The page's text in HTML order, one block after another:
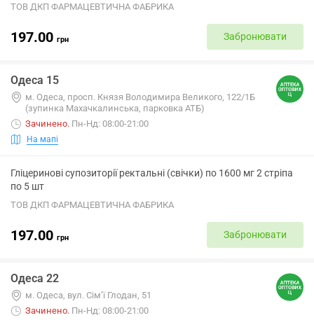
ТОВ ДКП ФАРМАЦЕВТИЧНА ФАБРИКА
197.00 грн Забронювати
Одеса 15
м. Одеса, просп. Князя Володимира Великого, 122/1Б
(зупинка Махачкалинська, парковка АТБ)
Зачинено. Пн-Нд: 08:00-21:00
На мапі
Гліцеринові супозиторії ректальні (свічки) по 1600 мг 2 стріпа
по 5 шт
ТОВ ДКП ФАРМАЦЕВТИЧНА ФАБРИКА
197.00 грн Забронювати
Одеса 22
м. Одеса, вул. Сім’ї Глодан, 51
Зачинено. Пн-Нд: 08:00-21:00